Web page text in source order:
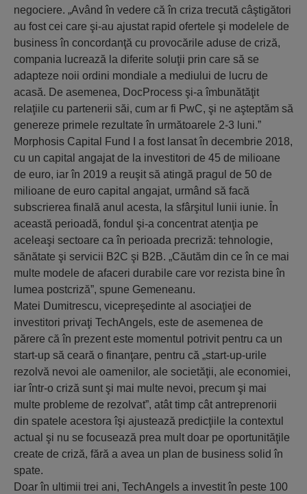
negociere. „Având în vedere că în criza trecută câştigători
au fost cei care şi-au ajustat rapid ofertele şi modelele de
business în concordanţă cu provocările aduse de criză,
compania lucrează la diferite soluţii prin care să se
adapteze noii ordini mondiale a mediului de lucru de
acasă. De asemenea, DocProcess şi-a îmbunătăţit
relaţiile cu partenerii săi, cum ar fi PwC, şi ne aşteptăm să
genereze primele rezultate în următoarele 2-3 luni.”
Morphosis Capital Fund I a fost lansat în decembrie 2018,
cu un capital angajat de la investitori de 45 de milioane
de euro, iar în 2019 a reuşit să atingă pragul de 50 de
milioane de euro capital angajat, urmând să facă
subscrierea finală anul acesta, la sfârşitul lunii iunie. În
această perioadă, fondul şi-a concentrat atenţia pe
aceleaşi sectoare ca în perioada precriză: tehnologie,
sănătate şi servicii B2C şi B2B. „Căutăm din ce în ce mai
multe modele de afaceri durabile care vor rezista bine în
lumea postcriză”, spune Gemeneanu.
Matei Dumitrescu, vicepreşedinte al asociaţiei de
investitori privaţi TechAngels, este de asemenea de
părere că în prezent este momentul potrivit pentru ca un
start-up să ceară o finanţare, pentru că „start-up-urile
rezolvă nevoi ale oamenilor, ale societăţii, ale economiei,
iar într-o criză sunt şi mai multe nevoi, precum şi mai
multe probleme de rezolvat”, atât timp cât antreprenorii
din spatele acestora îşi ajustează predicţiile la contextul
actual şi nu se focusează prea mult doar pe oportunităţile
create de criză, fără a avea un plan de business solid în
spate.
Doar în ultimii trei ani, TechAngels a investit în peste 100